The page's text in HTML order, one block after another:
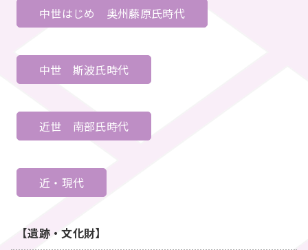
中世はじめ 奥州藤原氏時代
中世 斯波氏時代
近世 南部氏時代
近・現代
【遺跡・文化財】